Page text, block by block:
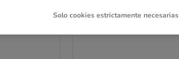
uñas con
An x Al)
para gatos kooa
Solo cookies estrictamente necesarias